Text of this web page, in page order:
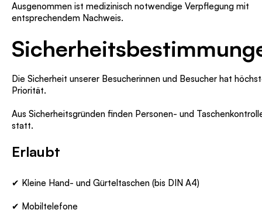
Ausgenommen ist medizinisch notwendige Verpflegung mit
entsprechendem Nachweis.
Die Sicherheit unserer Besucherinnen und Besucher hat
Priorität.
Aus Sicherheitsgründen finden Personen- und
statt.
Erlaubt
✔ Kleine Hand- und Gürteltaschen (bis DIN A4)
✔ Mobiltelefone